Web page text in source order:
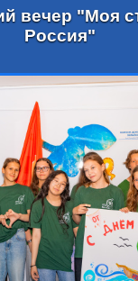
вечер "Моя
Россия"